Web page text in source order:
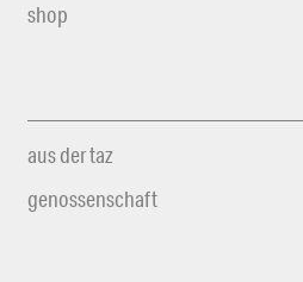
shop
aus der taz
genossenschaft